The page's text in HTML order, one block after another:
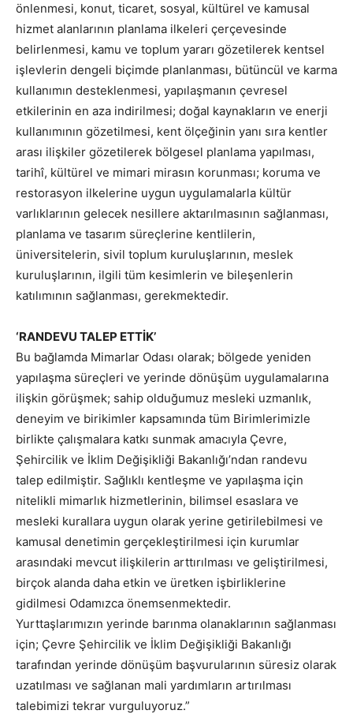
önlenmesi, konut, ticaret, sosyal, kültürel ve kamusal
hizmet alanlarının planlama ilkeleri çerçevesinde
belirlenmesi, kamu ve toplum yararı gözetilerek kentsel
işlevlerin dengeli biçimde planlanması, bütüncül ve karma
kullanımın desteklenmesi, yapılaşmanın çevresel
etkilerinin en aza indirilmesi; doğal kaynakların ve enerji
kullanımının gözetilmesi, kent ölçeğinin yanı sıra kentler
arası ilişkiler gözetilerek bölgesel planlama yapılması,
tarihî, kültürel ve mimari mirasın korunması; koruma ve
restorasyon ilkelerine uygun uygulamalarla kültür
varlıklarının gelecek nesillere aktarılmasının sağlanması,
planlama ve tasarım süreçlerine kentlilerin,
üniversitelerin, sivil toplum kuruluşlarının, meslek
kuruluşlarının, ilgili tüm kesimlerin ve bileşenlerin
katılımının sağlanması, gerekmektedir.
‘RANDEVU TALEP ETTİK’
Bu bağlamda Mimarlar Odası olarak; bölgede yeniden
yapılaşma süreçleri ve yerinde dönüşüm uygulamalarına
ilişkin görüşmek; sahip olduğumuz mesleki uzmanlık,
deneyim ve birikimler kapsamında tüm Birimlerimizle
birlikte çalışmalara katkı sunmak amacıyla Çevre,
Şehircilik ve İklim Değişikliği Bakanlığı’ndan randevu
talep edilmiştir. Sağlıklı kentleşme ve yapılaşma için
nitelikli mimarlık hizmetlerinin, bilimsel esaslara ve
mesleki kurallara uygun olarak yerine getirilebilmesi ve
kamusal denetimin gerçekleştirilmesi için kurumlar
arasındaki mevcut ilişkilerin arttırılması ve geliştirilmesi,
birçok alanda daha etkin ve üretken işbirliklerine
gidilmesi Odamızca önemsenmektedir.
Yurttaşlarımızın yerinde barınma olanaklarının sağlanması
için; Çevre Şehircilik ve İklim Değişikliği Bakanlığı
tarafından yerinde dönüşüm başvurularının süresiz olarak
uzatılması ve sağlanan mali yardımların artırılması
talebimizi tekrar vurguluyoruz.”